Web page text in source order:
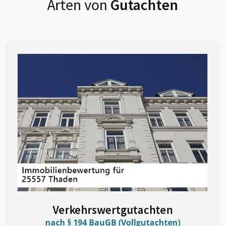
Arten von Gutachten
Verkehrswertgutachten
nach § 194 BauGB (Vollgutachten)